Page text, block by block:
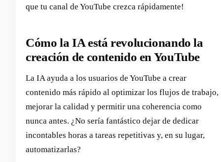
que tu canal de YouTube crezca rápidamente!
Cómo la IA está revolucionando la
creación de contenido en YouTube
La IA ayuda a los usuarios de YouTube a crear
contenido más rápido al optimizar los flujos de trabajo,
mejorar la calidad y permitir una coherencia como
nunca antes. ¿No sería fantástico dejar de dedicar
incontables horas a tareas repetitivas y, en su lugar,
automatizarlas?